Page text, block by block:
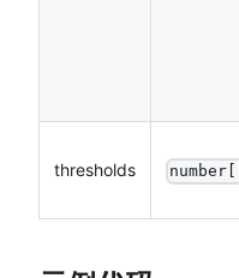
thresholds number[]